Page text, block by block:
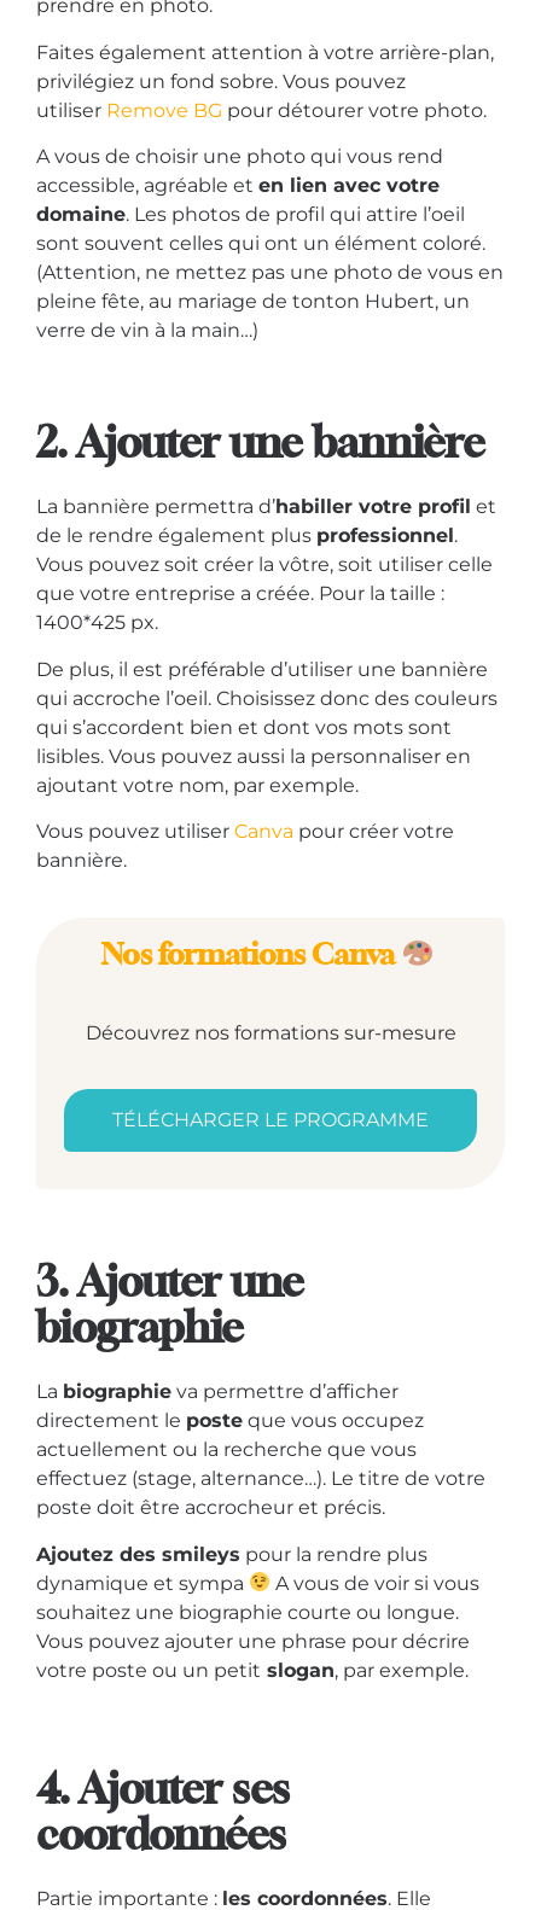
prendre en photo.
Faites également attention à votre arrière-plan,
privilégiez un fond sobre. Vous pouvez
utiliser Remove BG pour détourer votre photo.
A vous de choisir une photo qui vous rend
accessible, agréable et en lien avec votre
domaine. Les photos de profil qui attire l’oeil
sont souvent celles qui ont un élément coloré.
(Attention, ne mettez pas une photo de vous en
pleine fête, au mariage de tonton Hubert, un
verre de vin à la main…)
2. Ajouter une bannière
La bannière permettra d’habiller votre profil et
de le rendre également plus professionnel.
Vous pouvez soit créer la vôtre, soit utiliser celle
que votre entreprise a créée. Pour la taille :
1400*425 px.
De plus, il est préférable d’utiliser une bannière
qui accroche l’oeil. Choisissez donc des couleurs
qui s’accordent bien et dont vos mots sont
lisibles. Vous pouvez aussi la personnaliser en
ajoutant votre nom, par exemple.
Vous pouvez utiliser Canva pour créer votre
bannière.
Nos formations Canva
Découvrez nos formations sur-mesure
TÉLÉCHARGER LE PROGRAMME
3. Ajouter une
biographie
La biographie va permettre d’afficher
directement le poste que vous occupez
actuellement ou la recherche que vous
effectuez (stage, alternance…). Le titre de votre
poste doit être accrocheur et précis.
Ajoutez des smileys pour la rendre plus
dynamique et sympa
A vous de voir si vous
souhaitez une biographie courte ou longue.
Vous pouvez ajouter une phrase pour décrire
votre poste ou un petit slogan, par exemple.
4. Ajouter ses
coordonnées
Partie importante : les coordonnées. Elle